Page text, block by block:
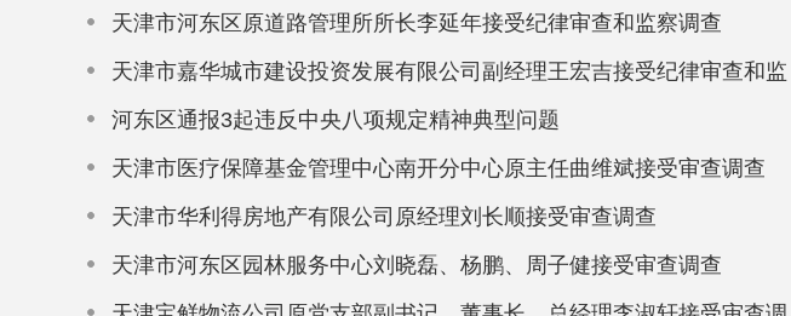
天津市河东区原道路管理所所长李延年接受纪律审查和监察调查
天津市嘉华城市建设投资发展有限公司副经理王宏吉接受纪律审查和监
察调查
河东区通报3起违反中央八项规定精神典型问题
天津市医疗保障基金管理中心南开分中心原主任曲维斌接受审查调查
天津市华利得房地产有限公司原经理刘长顺接受审查调查
天津市河东区园林服务中心刘晓磊、杨鹏、周子健接受审查调查